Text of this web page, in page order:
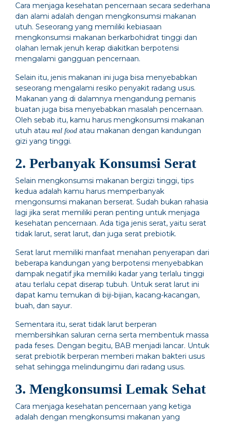
Cara menjaga kesehatan pencernaan secara sederhana
dan alami adalah dengan mengkonsumsi makanan
utuh. Seseorang yang memiliki kebiasaan
mengkonsumsi makanan berkarbohidrat tinggi dan
olahan lemak jenuh kerap diakitkan berpotensi
mengalami gangguan pencernaan.
Selain itu, jenis makanan ini juga bisa menyebabkan
seseorang mengalami resiko penyakit radang usus.
Makanan yang di dalamnya mengandung pemanis
buatan juga bisa menyebabkan masalah pencernaan.
Oleh sebab itu, kamu harus mengkonsumsi makanan
utuh atau real food atau makanan dengan kandungan
gizi yang tinggi.
2. Perbanyak Konsumsi Serat
Selain mengkonsumsi makanan bergizi tinggi, tips
kedua adalah kamu harus memperbanyak
mengonsumsi makanan berserat. Sudah bukan rahasia
lagi jika serat memiliki peran penting untuk menjaga
kesehatan pencernaan. Ada tiga jenis serat, yaitu serat
tidak larut, serat larut, dan juga serat prebiotik.
Serat larut memiliki manfaat menahan penyerapan dari
beberapa kandungan yang berpotensi menyebabkan
dampak negatif jika memiliki kadar yang terlalu tinggi
atau terlalu cepat diserap tubuh. Untuk serat larut ini
dapat kamu temukan di biji-bijian, kacang-kacangan,
buah, dan sayur.
Sementara itu, serat tidak larut berperan
membersihkan saluran cerna serta membentuk massa
pada feses. Dengan begitu, BAB menjadi lancar. Untuk
serat prebiotik berperan memberi makan bakteri usus
sehat sehingga melindungimu dari radang usus.
3. Mengkonsumsi Lemak Sehat
Cara menjaga kesehatan pencernaan yang ketiga
adalah dengan mengkonsumsi makanan yang